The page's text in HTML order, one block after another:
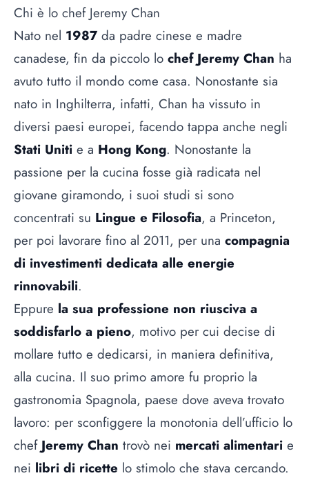
Chi è lo chef Jeremy Chan
Nato nel 1987 da padre cinese e madre
canadese, fin da piccolo lo chef Jeremy Chan ha
avuto tutto il mondo come casa. Nonostante sia
nato in Inghilterra, infatti, Chan ha vissuto in
diversi paesi europei, facendo tappa anche negli
Stati Uniti e a Hong Kong. Nonostante la
passione per la cucina fosse già radicata nel
giovane giramondo, i suoi studi si sono
concentrati su Lingue e Filosofia, a Princeton,
per poi lavorare fino al 2011, per una compagnia
di investimenti dedicata alle energie
rinnovabili.
Eppure la sua professione non riusciva a
soddisfarlo a pieno, motivo per cui decise di
mollare tutto e dedicarsi, in maniera definitiva,
alla cucina. Il suo primo amore fu proprio la
gastronomia Spagnola, paese dove aveva trovato
lavoro: per sconfiggere la monotonia dell’ufficio lo
chefJeremy Chan trovò nei mercati alimentari e
nei libri di ricette lo stimolo che stava cercando.